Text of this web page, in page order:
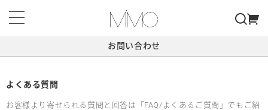
お問い合わせ
よくある質問
お客様より寄せられる質問と回答は「FAQ/よくあるご質問」でもご紹